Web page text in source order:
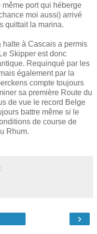
port qui héberge
moi aussi) arrivé
quittait la marina.
halte à Cascais a permis
Skipper est donc
Requinqué par les
également par la
compte toujours
sa première Route du
de vue le record Belge
battre même si le
de course de
Rhum.
›